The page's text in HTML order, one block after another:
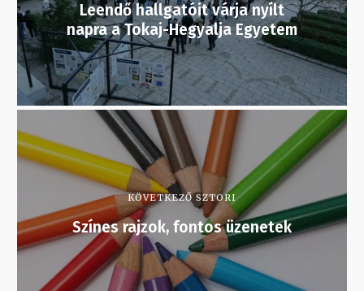
Leendő hallgatóit várja nyílt
napra a Tokaj-Hegyalja Egyetem
KÖVETKEZŐ SZTORI
Színes rajzok, fontos üzenetek